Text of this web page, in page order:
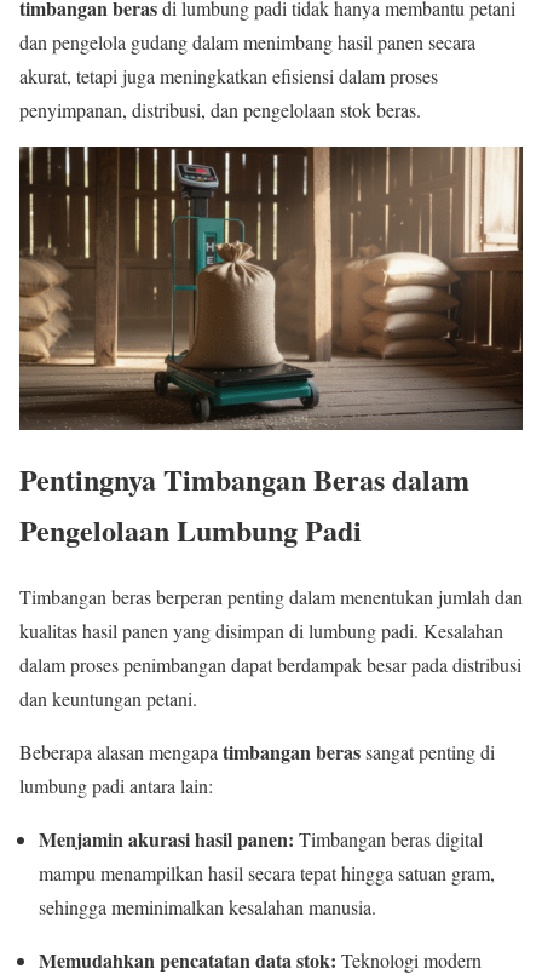
timbangan berasdi lumbung padi tidak hanya membantu petani
dan pengelola gudang dalam menimbang hasil panen secara
akurat, tetapi juga meningkatkan efisiensi dalam proses
penyimpanan, distribusi, dan pengelolaan stok beras.
Pentingnya Timbangan Beras dalam
Pengelolaan Lumbung Padi
Timbangan beras berperan penting dalam menentukan jumlah dan
kualitas hasil panen yang disimpan di lumbung padi. Kesalahan
dalam proses penimbangan dapat berdampak besar pada distribusi
dan keuntungan petani.
Beberapa alasan mengapatimbangan berassangat penting di
lumbung padi antara lain:
Menjamin akurasi hasil panen: Timbangan beras digital
mampu menampilkan hasil secara tepat hingga satuan gram,
sehingga meminimalkan kesalahan manusia.
Memudahkan pencatatan data stok: Teknologi modern